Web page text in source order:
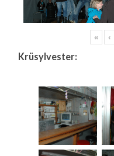
« ‹
Krüsylvester: